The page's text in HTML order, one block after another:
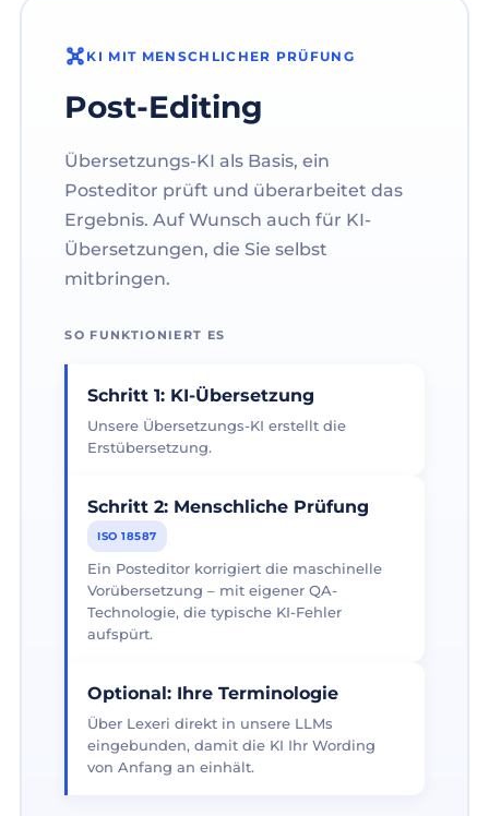
KI MIT MENSCHLICHER PRÜFUNG
Post-Editing
Übersetzungs-KI als Basis, ein
Posteditor prüft und überarbeitet das
Ergebnis. Auf Wunsch auch für KI-
Übersetzungen, die Sie selbst
mitbringen.
SO FUNKTIONIERT ES
Schritt 1: KI-Übersetzung
Unsere Übersetzungs-KI erstellt die
Erstübersetzung.
Schritt 2: Menschliche Prüfung
ISO 18587
Ein Posteditor korrigiert die maschinelle
Vorübersetzung – mit eigener QA-
Technologie, die typische KI-Fehler
aufspürt.
Optional: Ihre Terminologie
Über Lexeri direkt in unsere LLMs
eingebunden, damit die KI Ihr Wording
von Anfang an einhält.